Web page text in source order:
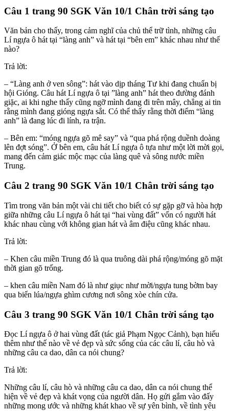
Câu 1 trang 90 SGK Văn 10/1 Chân trời sáng tạo
Văn bản cho thấy, trong cảm nghĩ của chủ thể trữ tình, những câu
Lí ngựa ô hát tại “làng anh” và hát tại “bên em” khác nhau như thế
nào?
Trả lời:
– “Làng anh ở ven sông”: hát vào dịp tháng Tư khi đang chuẩn bị
hội Gióng. Câu hát Lí ngựa ô tại ”làng anh” hát theo đường đánh
giặc, ai khi nghe thấy cũng ngỡ mình đang đi trên mây, chẳng ai tin
rằng mình đang gióng ngựa sắt. Có thể thấy rằng thời điểm “làng
anh” là đang lúc đi lính, ra trận.
– Bên em: “móng ngựa gõ mê say” và “qua phá rộng duềnh doàng
lên đợt sóng”. Ở bên em, câu hát Lí ngựa ô tựa như một lời mời gọi,
mang đến cảm giác mộc mạc của làng quê và sông nước miền
Trung.
Câu 2 trang 90 SGK Văn 10/1 Chân trời sáng tạo
Tìm trong văn bản một vài chi tiết cho biết có sự gặp gỡ và hòa hợp
giữa những câu Lí ngựa ô hát tại “hai vùng đất” vốn có người hát
khác nhau cùng với không gian hát và âm điệu cũng khác nhau.
Trả lời:
– Khen câu miền Trung đó là qua truông dài phá rộng/móng gõ mặt
thời gian gõ trống.
– khen câu miền Nam đó là như giục như mời/ngựa tung bờm bay
qua biển lúa/ngựa ghìm cương nơi sông xòe chín cửa.
Câu 3 trang 90 SGK Văn 10/1 Chân trời sáng tạo
Đọc Lí ngựa ô ở hai vùng đất (tác giả Phạm Ngọc Cảnh), bạn hiểu
thêm như thế nào về vẻ đẹp và sức sống của các câu lí, câu hò và
những câu ca dao, dân ca nói chung?
Trả lời:
Những câu lí, câu hò và những câu ca dao, dân ca nói chung thể
hiện về vẻ đẹp và khát vọng của người dân. Họ gửi gắm vào đấy
những mong ước và những khát khao về sự yên bình, về tình yêu